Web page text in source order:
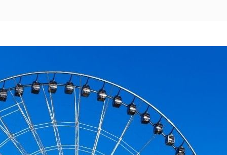
Camino Real Polanco México
Quinta Real Monterrey
Camino Real Fashion Drive Monterrey
Nuevo Laredo
Real Inn Nuevo Laredo
Oaxaca
Quinta Real Huatulco
Quinta Real Oaxaca
Camino Real Zaashila Huatulco